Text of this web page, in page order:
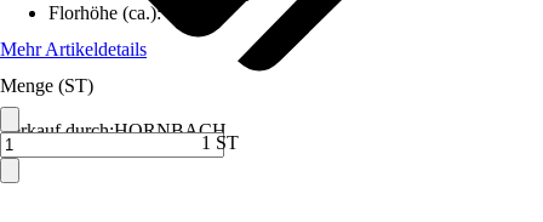
Verkauf durch:HORNBACH
Florhöhe (ca.):
Mehr Artikeldetails
Menge (ST)
1 ST